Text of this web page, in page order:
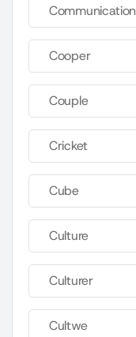
Communication
Cooper
Couple
Cricket
Cube
Culture
Culturer
Cultwe